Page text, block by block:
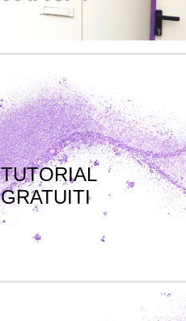
TUTORIAL
GRATUITI